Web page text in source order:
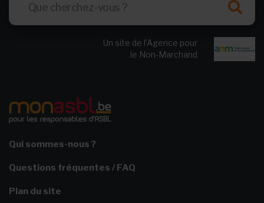
Un site de l’Agence pour
le Non-Marchand
Qui sommes-nous ?
Questions fréquentes / FAQ
Plan du site